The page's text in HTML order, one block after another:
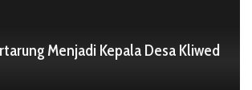
Menjadi Kepala Desa Kliwed